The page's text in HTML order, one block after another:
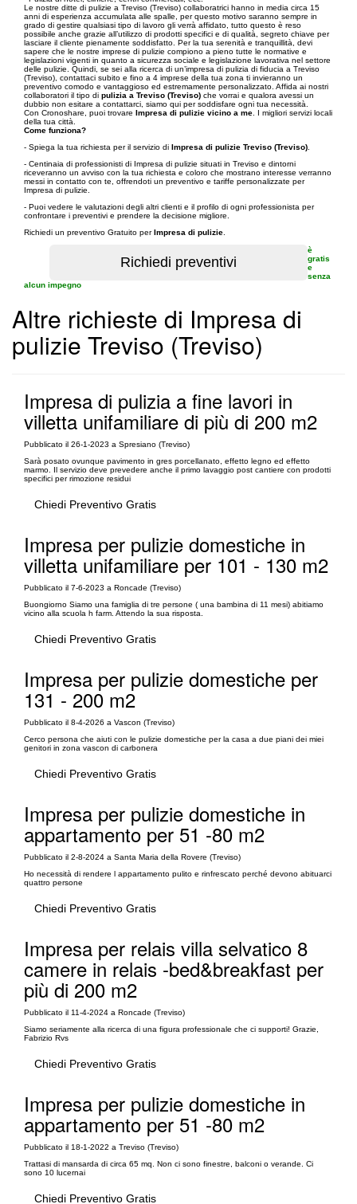
Le nostre ditte di pulizie a Treviso (Treviso) collaboratrici hanno in media circa 15
anni di esperienza accumulata alle spalle, per questo motivo saranno sempre in
grado di gestire qualsiasi tipo di lavoro gli verrà affidato, tutto questo è reso
possibile anche grazie all’utilizzo di prodotti specifici e di qualità, segreto chiave per
lasciare il cliente pienamente soddisfatto. Per la tua serenità e tranquillità, devi
sapere che le nostre imprese di pulizie compiono a pieno tutte le normative e
legislazioni vigenti in quanto a sicurezza sociale e legislazione lavorativa nel settore
delle pulizie. Quindi, se sei alla ricerca di un’impresa di pulizia di fiducia a Treviso
(Treviso), contattaci subito e fino a 4 imprese della tua zona ti invieranno un
preventivo comodo e vantaggioso ed estremamente personalizzato. Affida ai nostri
collaboratori il tipo di pulizia a Treviso (Treviso) che vorrai e qualora avessi un
dubbio non esitare a contattarci, siamo qui per soddisfare ogni tua necessità.
Con Cronoshare, puoi trovare Impresa di pulizie vicino a me . I migliori servizi locali
della tua città.
Come funziona?
- Spiega la tua richiesta per il servizio di Impresa di pulizie Treviso (Treviso)
- Centinaia di professionisti di Impresa di pulizie situati in Treviso e dintorni
riceveranno un avviso con la tua richiesta e coloro che mostrano interesse verranno
messi in contatto con te, offrendoti un preventivo e tariffe personalizzate per
Impresa di pulizie.
- Puoi vedere le valutazioni degli altri clienti e il profilo di ogni professionista per
confrontare i preventivi e prendere la decisione migliore.
Richiedi un preventivo Gratuito perImpresa di pulizie
è
gratis
e
senza
alcun impegno
Altre richieste di Impresa di
pulizie Treviso (Treviso)
Impresa di pulizia a fine lavori in
villetta unifamiliare di più di 200 m2
Pubblicato il 26-1-2023 a Spresiano (Treviso)
Sarà posato ovunque pavimento in gres porcellanato, effetto legno ed effetto
marmo. Il servizio deve prevedere anche il primo lavaggio post cantiere con prodotti
specifici per rimozione residui
Chiedi Preventivo Gratis
Impresa per pulizie domestiche in
villetta unifamiliare per 101 - 130 m2
Pubblicato il 7-6-2023 a Roncade (Treviso)
Buongiorno Siamo una famiglia di tre persone ( una bambina di 11 mesi) abitiamo
vicino alla scuola h farm. Attendo la sua risposta.
Chiedi Preventivo Gratis
Impresa per pulizie domestiche per
131 - 200 m2
Pubblicato il 8-4-2026 a Vascon (Treviso)
Cerco persona che aiuti con le pulizie domestiche per la casa a due piani dei miei
genitori in zona vascon di carbonera
Chiedi Preventivo Gratis
Impresa per pulizie domestiche in
appartamento per 51 -80 m2
Pubblicato il 2-8-2024 a Santa Maria della Rovere (Treviso)
Ho necessità di rendere l appartamento pulito e rinfrescato perché devono abituarci
quattro persone
Chiedi Preventivo Gratis
Impresa per relais villa selvatico 8
camere in relais -bed&breakfast per
più di 200 m2
Pubblicato il 11-4-2024 a Roncade (Treviso)
Siamo seriamente alla ricerca di una figura professionale che ci supporti! Grazie,
Fabrizio Rvs
Chiedi Preventivo Gratis
Impresa per pulizie domestiche in
appartamento per 51 -80 m2
Pubblicato il 18-1-2022 a Treviso (Treviso)
Trattasi di mansarda di circa 65 mq. Non ci sono finestre, balconi o verande. Ci
sono 10 lucernai
Chiedi Preventivo Gratis